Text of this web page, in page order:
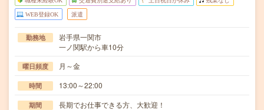
WEB登録OK 派遣
勤務地
岩手県一関市
一ノ関駅から車10分
曜日頻度 月～金
時間 13:00～22:00
期間 長期でお仕事できる方、大歓迎！